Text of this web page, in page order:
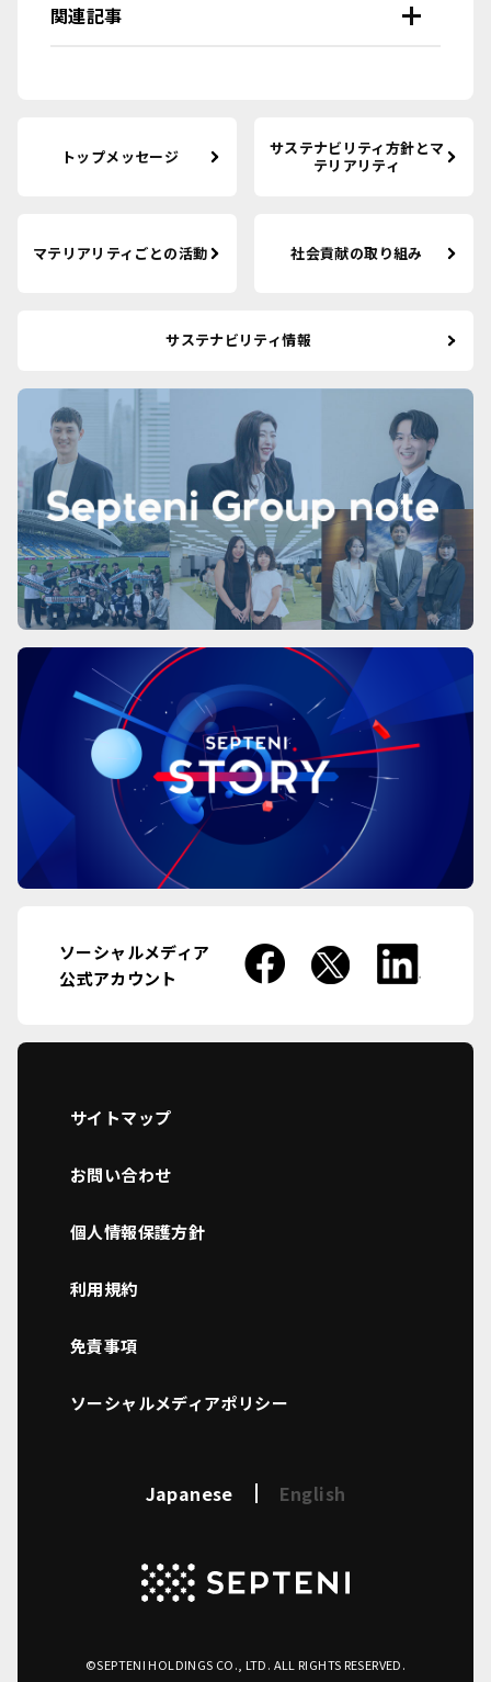
関連記事
トップメッセージ
サステナビリティ方針とマ
テリアリティ
マテリアリティごとの活動 社会貢献の取り組み
サステナビリティ情報
ソーシャルメディア
公式アカウント
サイトマップ
お問い合わせ
個人情報保護方針
利用規約
免責事項
ソーシャルメディアポリシー
Japanese English
©SEPTENI HOLDINGS CO., LTD. ALL RIGHTS RESERVED.